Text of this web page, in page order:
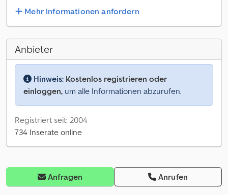
Mehr Informationen anfordern
Anbieter
Hinweis: Kostenlos registrieren oder
einloggen, um alle Informationen abzurufen.
Registriert seit: 2004
734 Inserate online
Anfragen Anrufen